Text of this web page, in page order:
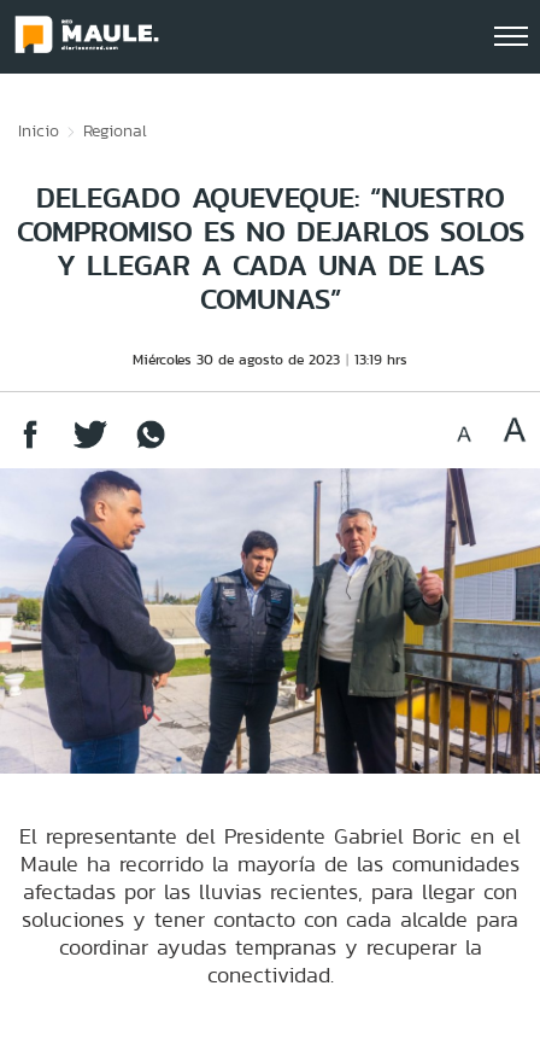
Inicio Regional
DELEGADO AQUEVEQUE: “NUESTRO
COMPROMISO ES NO DEJARLOS SOLOS
Y LLEGAR A CADA UNA DE LAS
COMUNAS”
Miércoles 30 de agosto de 2023 13:19 hrs
El representante del Presidente Gabriel Boric en el
Maule ha recorrido la mayoría de las comunidades
afectadas por las lluvias recientes, para llegar con
soluciones y tener contacto con cada alcalde para
coordinar ayudas tempranas y recuperar la
conectividad.